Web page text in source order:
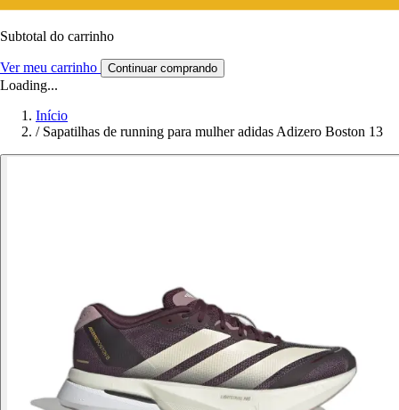
Subtotal do carrinho
Ver meu carrinho Continuar comprando
Loading...
Início
/ Sapatilhas de running para mulher adidas Adizero Boston 13